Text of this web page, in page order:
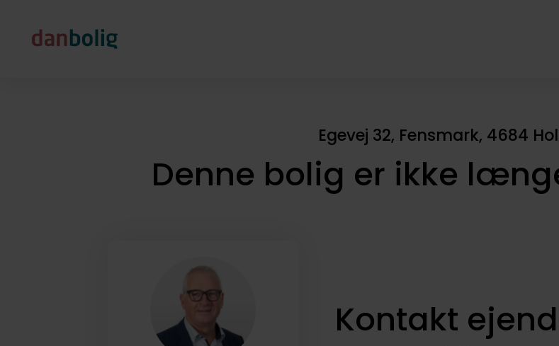
Egevej 32, Fensmark, 4684
Denne bolig er ikke
Kontakt